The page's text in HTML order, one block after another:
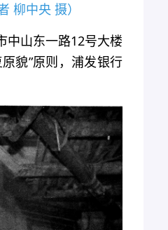
柳中央 摄）
中山东一路12号大楼
貌”原则，浦发银行